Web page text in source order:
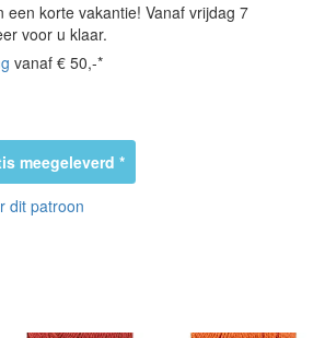
een korte vakantie! Vanaf vrijdag 7
voor u klaar.
vanaf € 50,-*
meegeleverd *
dit patroon